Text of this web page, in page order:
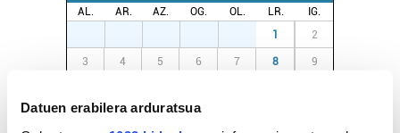
Datuen erabilera arduratsua
AL. AR. AZ. OG. OL. LR.
IG.
1 2
3 4 5 6 7 8 9
17 18 19 20